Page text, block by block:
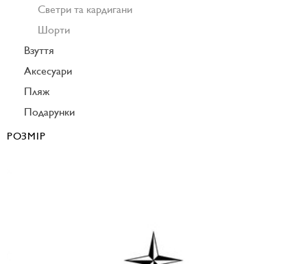
Светри та кардигани
Шорти
Взуття
Аксесуари
Пляж
Подарунки
РОЗМІР